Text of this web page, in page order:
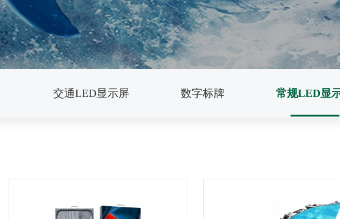
交通LED显示屏 数字标牌 常规LED显